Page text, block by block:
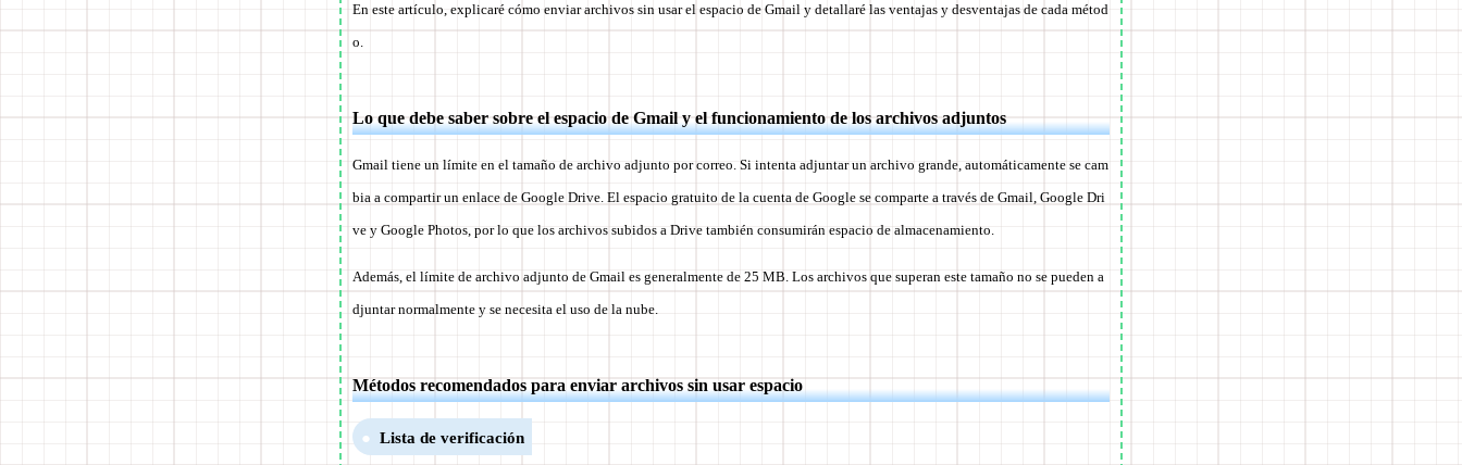
En este artículo, explicaré cómo enviar archivos sin usar el espacio de Gmail y detallaré las ventajas y desventajas de cada métod
o.
Lo que debe saber sobre el espacio de Gmail y el funcionamiento de los archivos adjuntos
Gmail tiene un límite en el tamaño de archivo adjunto por correo. Si intenta adjuntar un archivo grande, automáticamente se cam
bia a compartir un enlace de Google Drive. El espacio gratuito de la cuenta de Google se comparte a través de Gmail, Google Dri
ve y Google Photos, por lo que los archivos subidos a Drive también consumirán espacio de almacenamiento.
Además, el límite de archivo adjunto de Gmail es generalmente de 25 MB. Los archivos que superan este tamaño no se pueden a
djuntar normalmente y se necesita el uso de la nube.
Métodos recomendados para enviar archivos sin usar espacio
Lista de verificación